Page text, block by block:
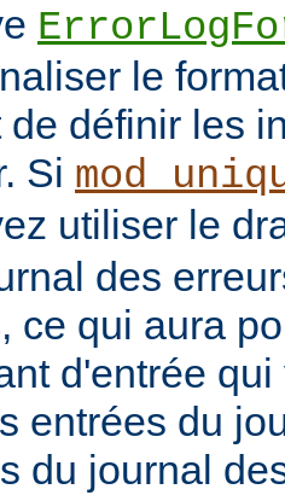
le
de définir les
Si
utiliser le
des
ce qui aura
d'entrée
entrées du
du journal